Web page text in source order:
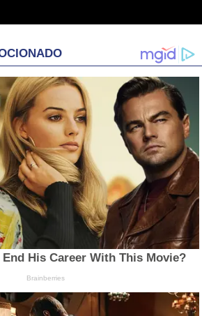
His Career With This Movie?
Brainberries